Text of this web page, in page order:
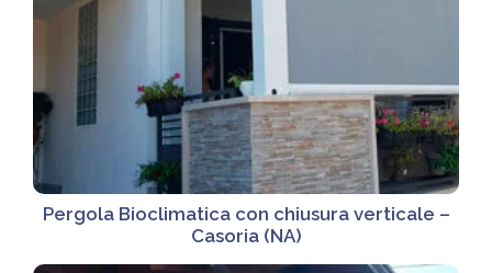
Pergola Bioclimatica con chiusura verticale –
Casoria (NA)